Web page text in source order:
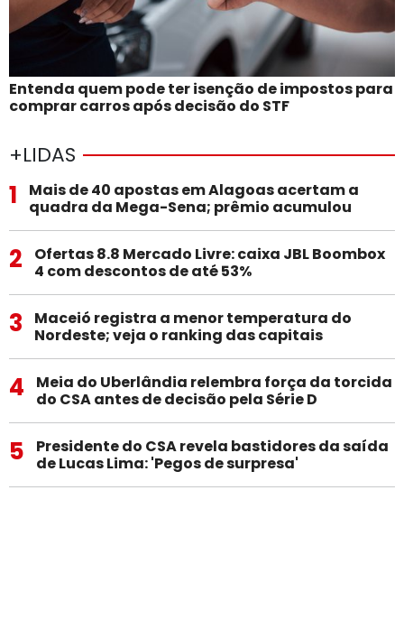
Entenda quem pode ter isenção de impostos para
comprar carros após decisão do STF
+LIDAS
1
Mais de 40 apostas em Alagoas acertam a
quadra da Mega-Sena; prêmio acumulou
2
Ofertas 8.8 Mercado Livre: caixa JBL Boombox
4 com descontos de até 53%
3
Maceió registra a menor temperatura do
Nordeste; veja o ranking das capitais
4
Meia do Uberlândia relembra força da torcida
do CSA antes de decisão pela Série D
5
Presidente do CSA revela bastidores da saída
de Lucas Lima: 'Pegos de surpresa'